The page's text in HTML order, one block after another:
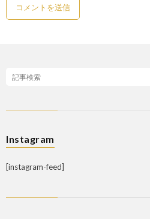
Instagram
[instagram-feed]